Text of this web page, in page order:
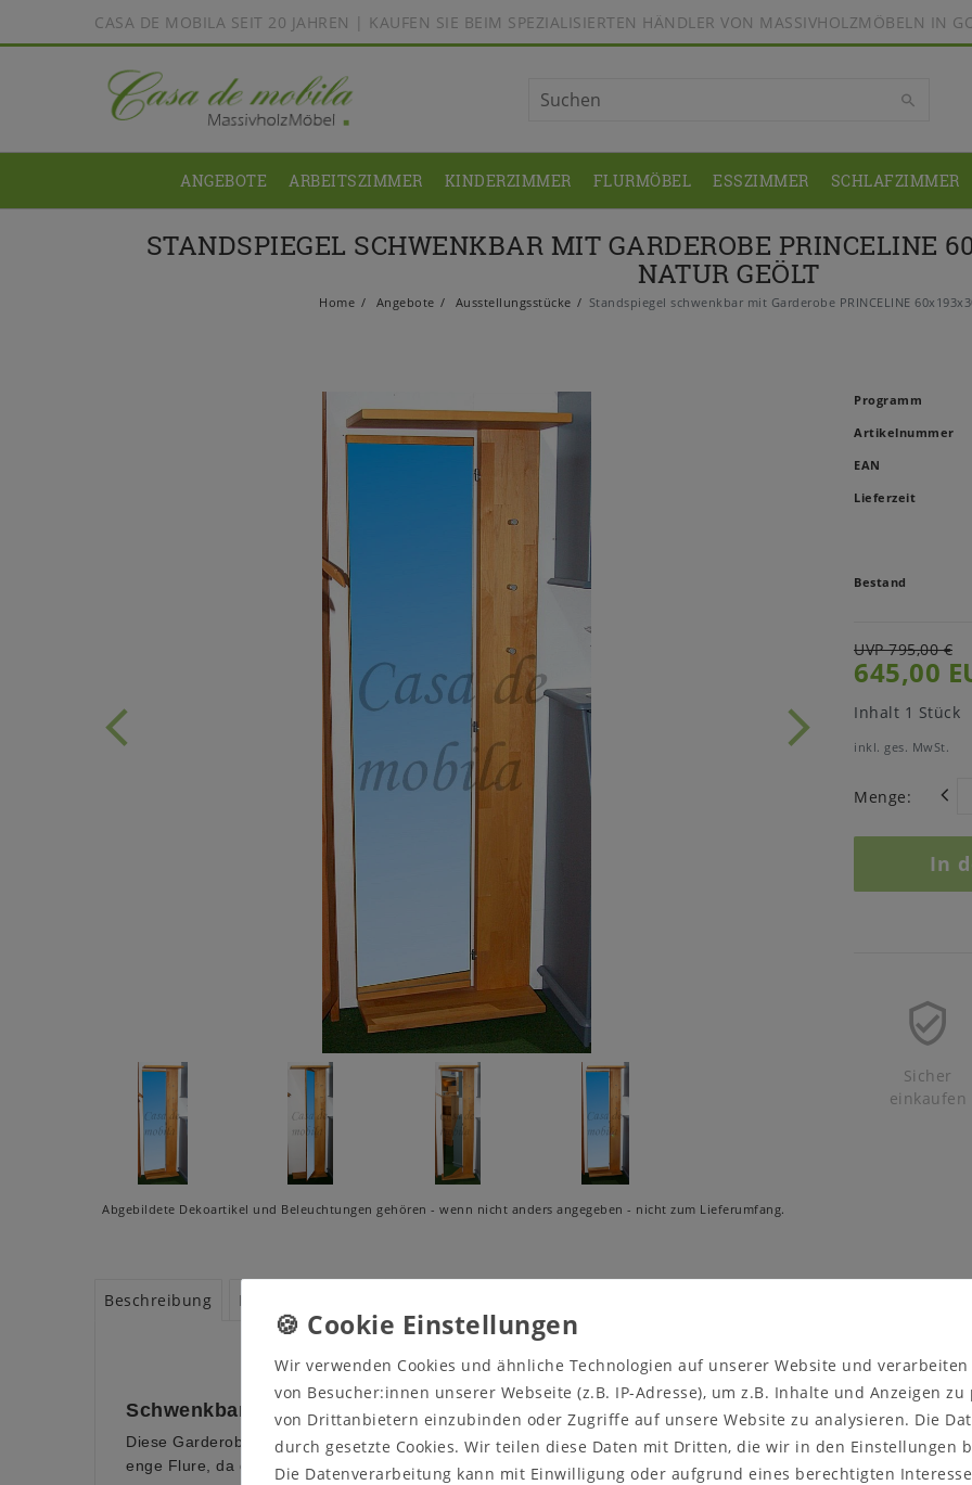
CASA DE MOBILA SEIT 20 JAHREN | KAUFEN SIE BEIM SPEZIALISIERTEN HÄNDLER VON MASSIVHOLZMÖBELN IN
ANGEBOTE ARBEITSZIMMER KINDERZIMMER FLURMÖBEL ESSZIMMER SCHLAFZIMMER
STANDSPIEGEL SCHWENKBAR MIT GARDEROBE PRINCELINE
NATUR GEÖLT
Home Angebote Ausstellungsstücke Standspiegel schwenkbar mit Garderobe PRINCELINE
Abgebildete Dekoartikel und Beleuchtungen gehören - wenn nicht anders angegeben - nicht zum Lieferumfang.
Programm
Artikelnummer
EAN
Lieferzeit
Bestand
UVP 795,00 €
645,00
Inhalt 1 Stück
inkl. ges. MwSt.
Menge:
In
Sicher
einkaufen
Beschreibung Produktsicherheit
Schwenkbarer Garderobenspiegel PRINCELINE.
Diese Garderobe mit 3 Kleiderhaken und Hutablage passt besonders gut für
enge Flure, da der große Spiegel schwenkbar ist.
Wir verwenden Cookies und ähnliche Technologien auf unserer Website und
von Besucher:innen unserer Webseite (z.B. IP-Adresse), um z.B. Inhalte und Anzeigen
von Drittanbietern einzubinden oder Zugriffe auf unsere Website zu analysieren. Die
durch gesetzte Cookies. Wir teilen diese Daten mit Dritten, die wir in den Einstellungen
Die Datenverarbeitung kann mit Einwilligung oder aufgrund eines berechtigten